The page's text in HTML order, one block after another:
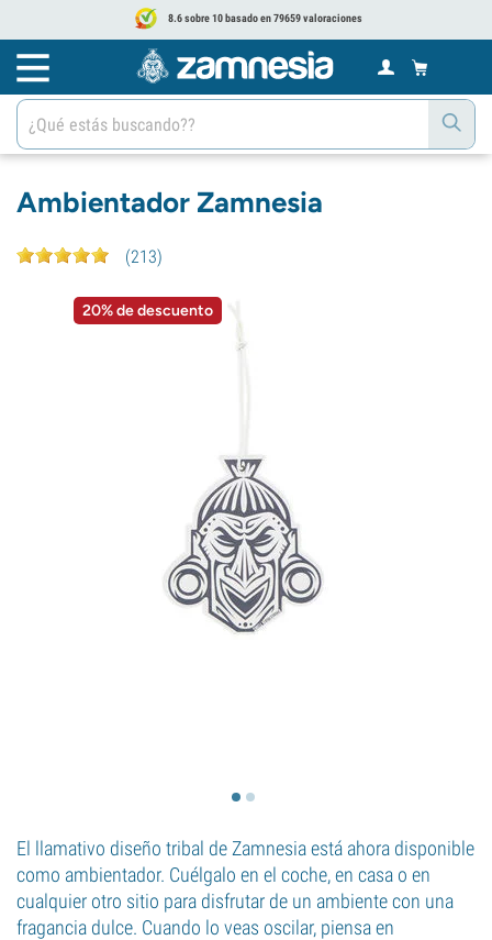
8.6 sobre 10 basado en 79659 valoraciones
Ambientador Zamnesia
(213)
20% de descuento
El llamativo diseño tribal de Zamnesia está ahora disponible
como ambientador. Cuélgalo en el coche, en casa o en
cualquier otro sitio para disfrutar de un ambiente con una
fragancia dulce. Cuando lo veas oscilar, piensa en